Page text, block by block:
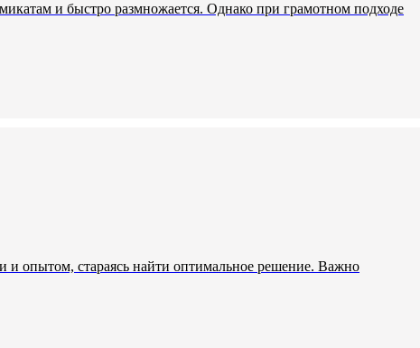
и быстро размножается. Однако при грамотном подходе
и опытом, стараясь найти оптимальное решение. Важно